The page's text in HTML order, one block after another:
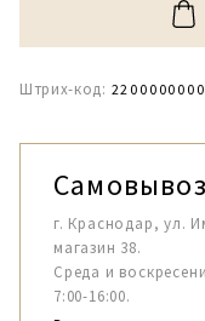
Штрих-код:
г. Краснодар, ул.
магазин 38.
Среда и
7:00-16:00.